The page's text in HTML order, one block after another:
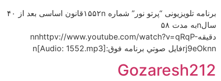
برنامه تلويزيونى “پرتو نور” شماره ۱۵۵۲nقانون اساسى بعد از ۴۰
سالnبه مدت ۵۸
دقيقهnnhttpv://www.youtube.com/watch?v=qRqP-
rj9eOknnفايل صوتي برنامه فوق:n[Audio: 1552.mp3]
Gozaresh212